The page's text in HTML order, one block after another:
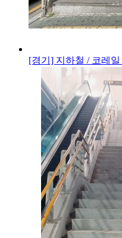
[경기] 지하철 / 코레일